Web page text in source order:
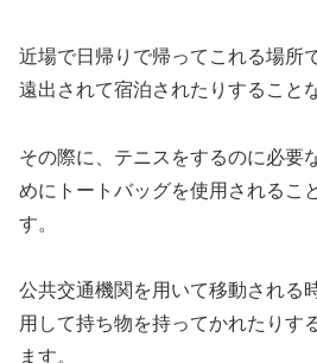
近場で日帰りで帰ってこれる場所
遠出されて宿泊されたりすること
その際に、テニスをするのに必要
めにトートバッグを使用されるこ
す。
公共交通機関を用いて移動される
用して持ち物を持ってかれたりす
ます。